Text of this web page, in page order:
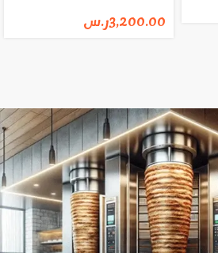
3,200.00ر.س